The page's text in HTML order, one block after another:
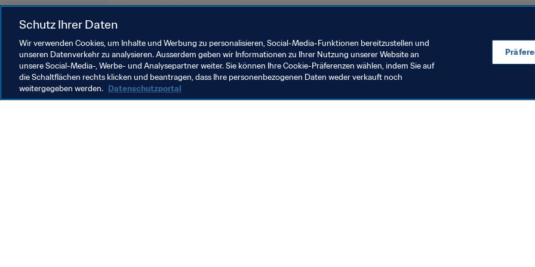
Schutz Ihrer Daten
Wir verwenden Cookies, um Inhalte und Werbung zu personalisieren, Social-Media-Funktionen bereitzustellen und
unseren Datenverkehr zu analysieren. Ausserdem geben wir Informationen zu Ihrer Nutzung unserer Website an
unsere Social-Media-, Werbe- und Analysepartner weiter. Sie können Ihre Cookie-Präferenzen wählen, indem Sie auf
die Schaltflächen rechts klicken und beantragen, dass Ihre personenbezogenen Daten weder verkauft noch
weitergegeben werden. Datenschutzportal